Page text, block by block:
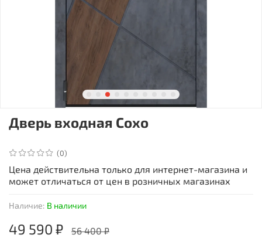
(0)
Наличие: В наличии
Дверь входная Сохо
49 590 ₽ 56 400 ₽
Цена действительна только для интернет-магазина и
может отличаться от цен в розничных магазинах